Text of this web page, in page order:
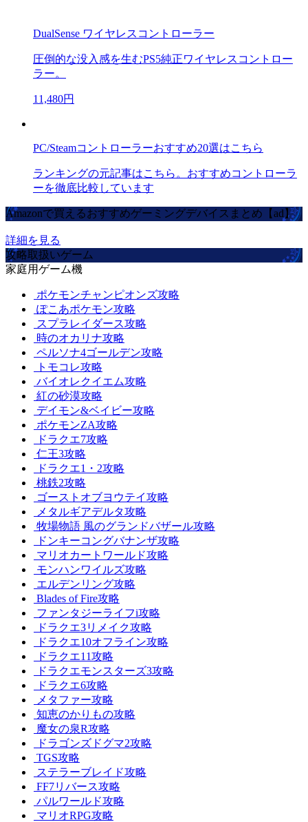
DualSense ワイヤレスコントローラー
圧倒的な没入感を生むPS5純正ワイヤレスコントロー
ラー。
11,480円
PC/Steamコントローラーおすすめ20選はこちら
ランキングの元記事はこちら。おすすめコントローラ
ーを徹底比較しています
Amazonで買えるおすすめゲーミングデバイスまとめ【ad】
詳細を見る
攻略取扱いゲーム
家庭用ゲーム機
ポケモンチャンピオンズ攻略
ぽこあポケモン攻略
スプラレイダース攻略
時のオカリナ攻略
ペルソナ4ゴールデン攻略
トモコレ攻略
バイオレクイエム攻略
紅の砂漠攻略
デイモン&ベイビー攻略
ポケモンZA攻略
ドラクエ7攻略
仁王3攻略
ドラクエ1・2攻略
桃鉄2攻略
ゴーストオブヨウテイ攻略
メタルギアデルタ攻略
牧場物語 風のグランドバザール攻略
ドンキーコングバナンザ攻略
マリオカートワールド攻略
モンハンワイルズ攻略
エルデンリング攻略
Blades of Fire攻略
ファンタジーライフi攻略
ドラクエ3リメイク攻略
ドラクエ10オフライン攻略
ドラクエ11攻略
ドラクエモンスターズ3攻略
ドラクエ6攻略
メタファー攻略
知恵のかりもの攻略
魔女の泉R攻略
ドラゴンズドグマ2攻略
TGS攻略
ステラーブレイド攻略
FF7リバース攻略
パルワールド攻略
マリオRPG攻略